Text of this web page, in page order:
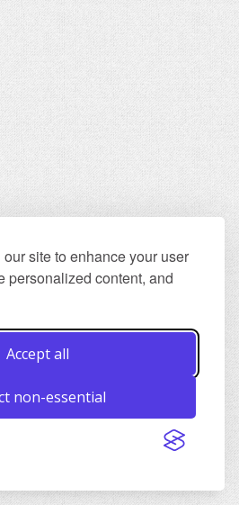
site to enhance your user
personalized content, and
Accept all
non-essential